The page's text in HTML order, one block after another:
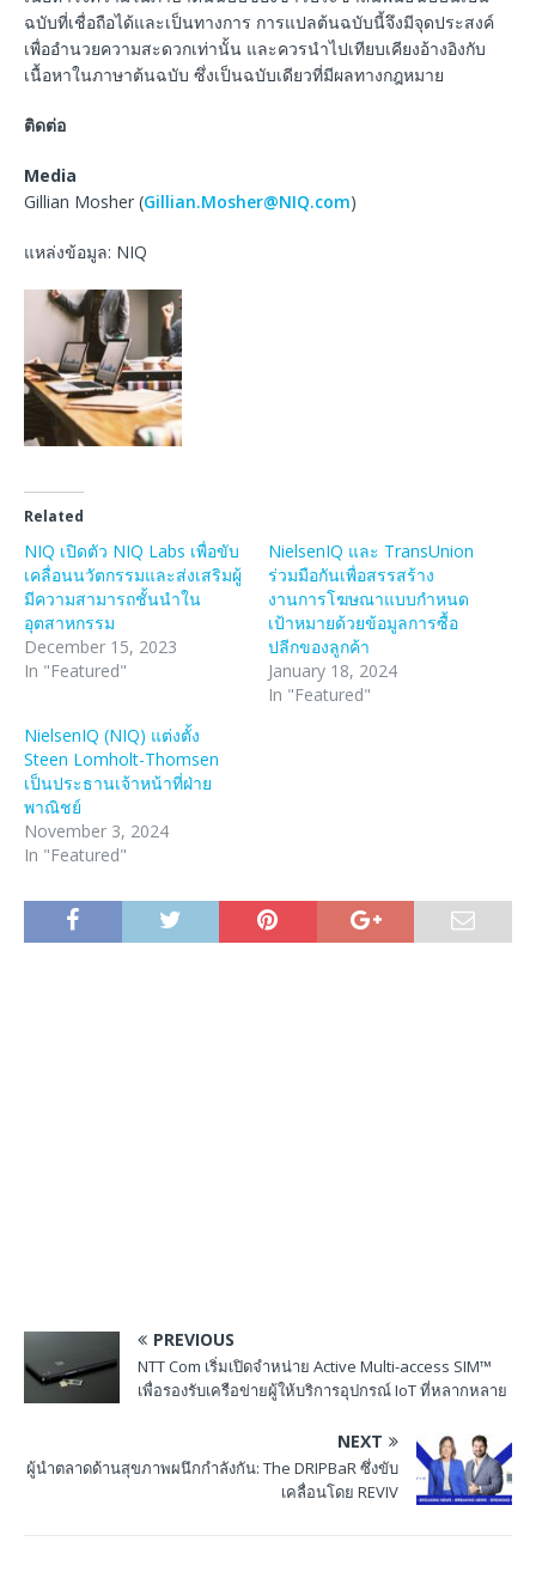
ฉบับที่เชื่อถือได้และเป็นทางการ การแปลต้นฉบับนี้จึงมีจุดประสงค์
เพื่ออำนวยความสะดวกเท่านั้น และควรนำไปเทียบเคียงอ้างอิงกับ
เนื้อหาในภาษาต้นฉบับ ซึ่งเป็นฉบับเดียวที่มีผลทางกฎหมาย
ติดต่อ
Media
Gillian Mosher (Gillian.Mosher@NIQ.com)
แหล่งข้อมูล: NIQ
Related
NIQ เปิดตัว NIQ Labs เพื่อขับ
เคลื่อนนวัตกรรมและส่งเสริมผู้
มีความสามารถชั้นนำใน
อุตสาหกรรม
December 15, 2023
In "Featured"
NielsenIQ และ TransUnion
ร่วมมือกันเพื่อสรรสร้าง
งานการโฆษณาแบบกำหนด
เป้าหมายด้วยข้อมูลการซื้อ
ปลีกของลูกค้า
January 18, 2024
In "Featured"
NielsenIQ (NIQ) แต่งตั้ง
Steen Lomholt-Thomsen
เป็นประธานเจ้าหน้าที่ฝ่าย
พาณิชย์
November 3, 2024
In "Featured"
PREVIOUS
NTT Com เริ่มเปิดจำหน่าย Active Multi-access SIM™
เพื่อรองรับเครือข่ายผู้ให้บริการอุปกรณ์ IoT ที่หลากหลาย
NEXT
ผู้นําตลาดด้านสุขภาพผนึกกําลังกัน: The DRIPBaR ซึ่งขับ
เคลื่อนโดย REVIV